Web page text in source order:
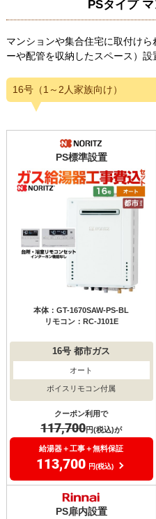
PSタイプ
マンションや集合住宅に取付け
ーや配管を収納したスペース）設
16号（1～2人家族向け）
PS標準設置
本体：GT-1670SAW-PS-BL
リモコン：RC-J101E
16号 都市ガス
オート
ボイスリモコン付属
クーポン利用で
117,700円(税込)が
給湯器＋工事＋無料保証
113,700 円(税込)
PS扉内設置